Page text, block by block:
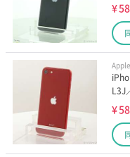
¥
L3J
¥